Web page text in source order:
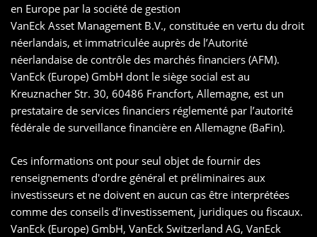
en Europe par la société de gestion
VanEck Asset Management B.V., constituée en vertu du droit
néerlandais, et immatriculée auprès de l’Autorité
néerlandaise de contrôle des marchés financiers (AFM).
VanEck (Europe) GmbH dont le siège social est au
Kreuznacher Str. 30, 60486 Francfort, Allemagne, est un
prestataire de services financiers réglementé par l’autorité
fédérale de surveillance financière en Allemagne (BaFin).
Ces informations ont pour seul objet de fournir des
renseignements d'ordre général et préliminaires aux
investisseurs et ne doivent en aucun cas être interprétées
comme des conseils d'investissement, juridiques ou fiscaux.
VanEck (Europe) GmbH, VanEck Switzerland AG, VanEck